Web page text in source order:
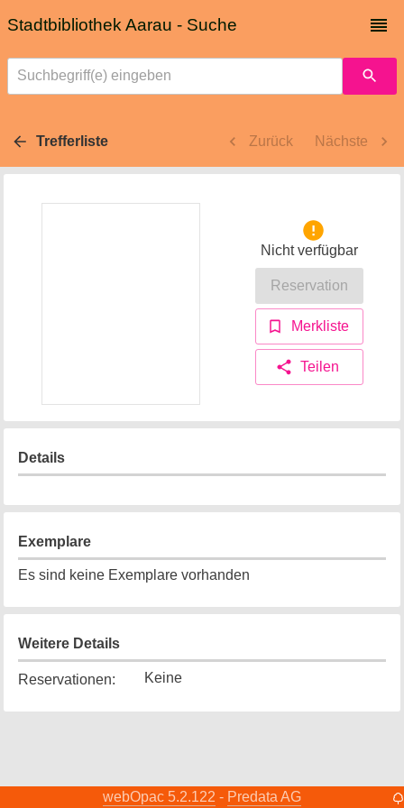
Stadtbibliothek Aarau - Suche
Suchbegriff(e) eingeben
Trefferliste Zurück Nächste
Nicht verfügbar
Reservation
Merkliste
Teilen
Details
Exemplare
Es sind keine Exemplare vorhanden
Weitere Details
Reservationen: Keine
webOpac 5.2.122 - Predata AG